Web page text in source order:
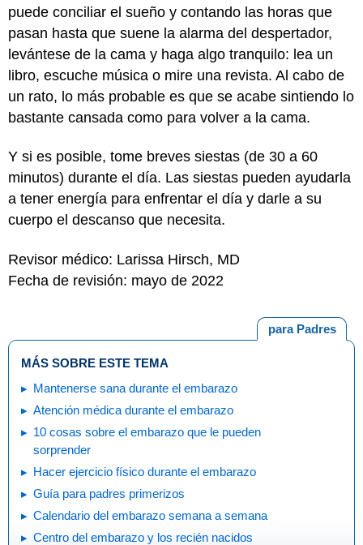
puede conciliar el sueño y contando las horas que
pasan hasta que suene la alarma del despertador,
levántese de la cama y haga algo tranquilo: lea un
libro, escuche música o mire una revista. Al cabo de
un rato, lo más probable es que se acabe sintiendo lo
bastante cansada como para volver a la cama.
Y si es posible, tome breves siestas (de 30 a 60
minutos) durante el día. Las siestas pueden ayudarla
a tener energía para enfrentar el día y darle a su
cuerpo el descanso que necesita.
Revisor médico: Larissa Hirsch, MD
Fecha de revisión: mayo de 2022
para Padres
MÁS SOBRE ESTE TEMA
Mantenerse sana durante el embarazo
Atención médica durante el embarazo
10 cosas sobre el embarazo que le pueden
sorprender
Hacer ejercicio físico durante el embarazo
Guía para padres primerizos
Calendario del embarazo semana a semana
Centro del embarazo y los recién nacidos